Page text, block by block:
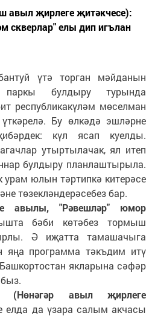
авыл җирлеге җитәкчесе):
скверлар" елы дип игълан
үтә торган мәйданын
булдыру турында
республикакүләм мөселман
Бу өлкәдә эшләрне
күл ясап куелды.
утыртылачак, ял итеп
булдыру планлаштырыла.
юлын тәртипкә китерәсе
төзекләндерәсебез бар.
авылы, "Рәвешләр" юмор
бәби көтәбез тормыш
Ә иҗатта тамашачыга
яңа программа тәкъдим итү
якларына сәфәр
(Нөнәгәр авыл җирлеге
елда да үзара салым акчасы